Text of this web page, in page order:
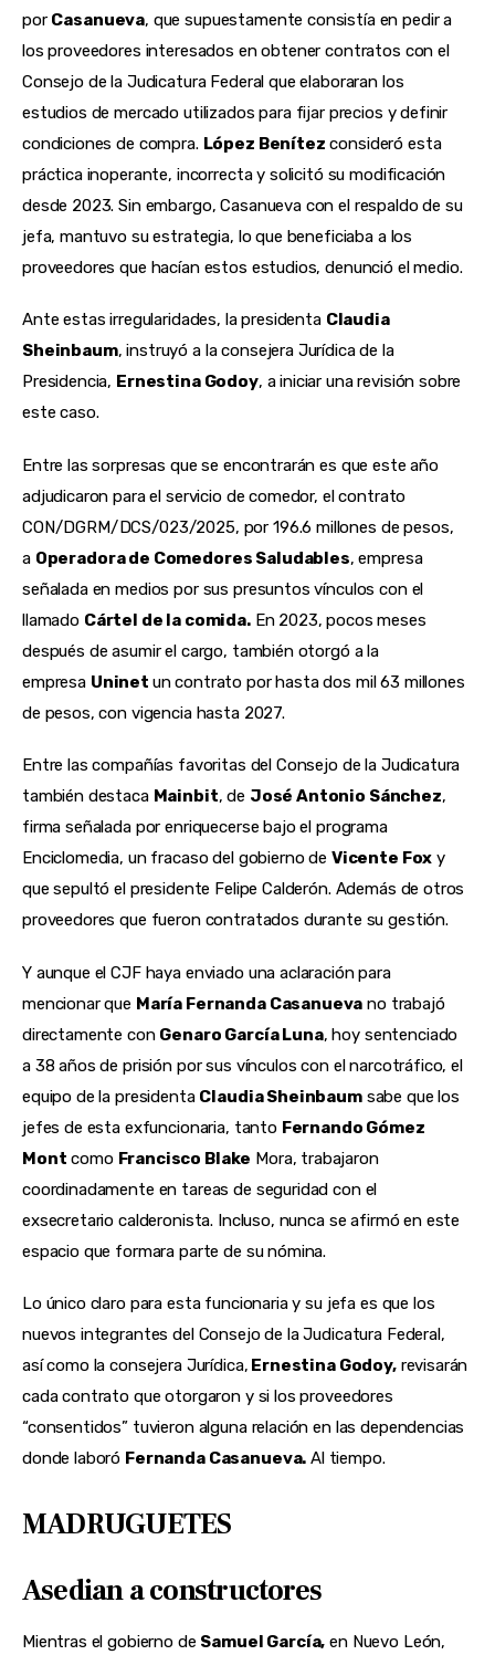
por Casanueva, que supuestamente consistía en pedir a
los proveedores interesados en obtener contratos con el
Consejo de la Judicatura Federal que elaboraran los
estudios de mercado utilizados para fijar precios y definir
condiciones de compra. López Benítez consideró esta
práctica inoperante, incorrecta y solicitó su modificación
desde 2023. Sin embargo, Casanueva con el respaldo de su
jefa, mantuvo su estrategia, lo que beneficiaba a los
proveedores que hacían estos estudios, denunció el medio.
Ante estas irregularidades, la presidenta Claudia
Sheinbaum, instruyó a la consejera Jurídica de la
Presidencia, Ernestina Godoy, a iniciar una revisión sobre
este caso.
Entre las sorpresas que se encontrarán es que este año
adjudicaron para el servicio de comedor, el contrato
CON/DGRM/DCS/023/2025, por 196.6 millones de pesos,
a Operadora de Comedores Saludables, empresa
señalada en medios por sus presuntos vínculos con el
llamado Cártel de la comida. En 2023, pocos meses
después de asumir el cargo, también otorgó a la
empresa Uninet un contrato por hasta dos mil 63 millones
de pesos, con vigencia hasta 2027.
Entre las compañías favoritas del Consejo de la Judicatura
también destaca Mainbit, de José Antonio Sánchez,
firma señalada por enriquecerse bajo el programa
Enciclomedia, un fracaso del gobierno de Vicente Fox y
que sepultó el presidente Felipe Calderón. Además de otros
proveedores que fueron contratados durante su gestión.
Y aunque el CJF haya enviado una aclaración para
mencionar que María Fernanda Casanueva no trabajó
directamente con Genaro García Luna, hoy sentenciado
a 38 años de prisión por sus vínculos con el narcotráfico, el
equipo de la presidenta Claudia Sheinbaum sabe que los
jefes de esta exfuncionaria, tanto Fernando Gómez
Mont como Francisco Blake Mora, trabajaron
coordinadamente en tareas de seguridad con el
exsecretario calderonista. Incluso, nunca se afirmó en este
espacio que formara parte de su nómina.
Lo único claro para esta funcionaria y su jefa es que los
nuevos integrantes del Consejo de la Judicatura Federal,
así como la consejera Jurídica, Ernestina Godoy, revisarán
cada contrato que otorgaron y si los proveedores
“consentidos” tuvieron alguna relación en las dependencias
donde laboró Fernanda Casanueva. Al tiempo.
MADRUGUETES
Asedian a constructores
Mientras el gobierno de Samuel García, en Nuevo León,